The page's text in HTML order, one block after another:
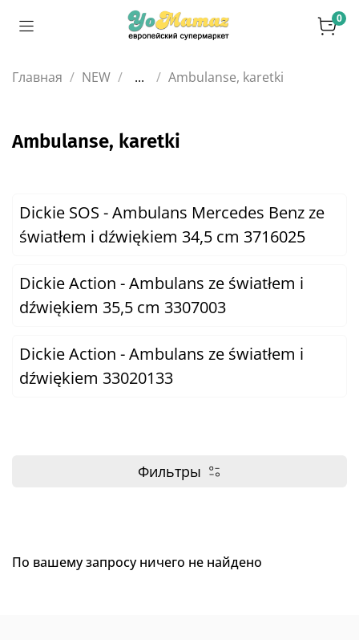
0
Главная NEW ... Ambulanse, karetki
Ambulanse, karetki
Dickie SOS - Ambulans Mercedes Benz ze
światłem i dźwiękiem 34,5 cm 3716025
Dickie Action - Ambulans ze światłem i
dźwiękiem 35,5 cm 3307003
Dickie Action - Ambulans ze światłem i
dźwiękiem 33020133
Фильтры
По вашему запросу ничего не найдено